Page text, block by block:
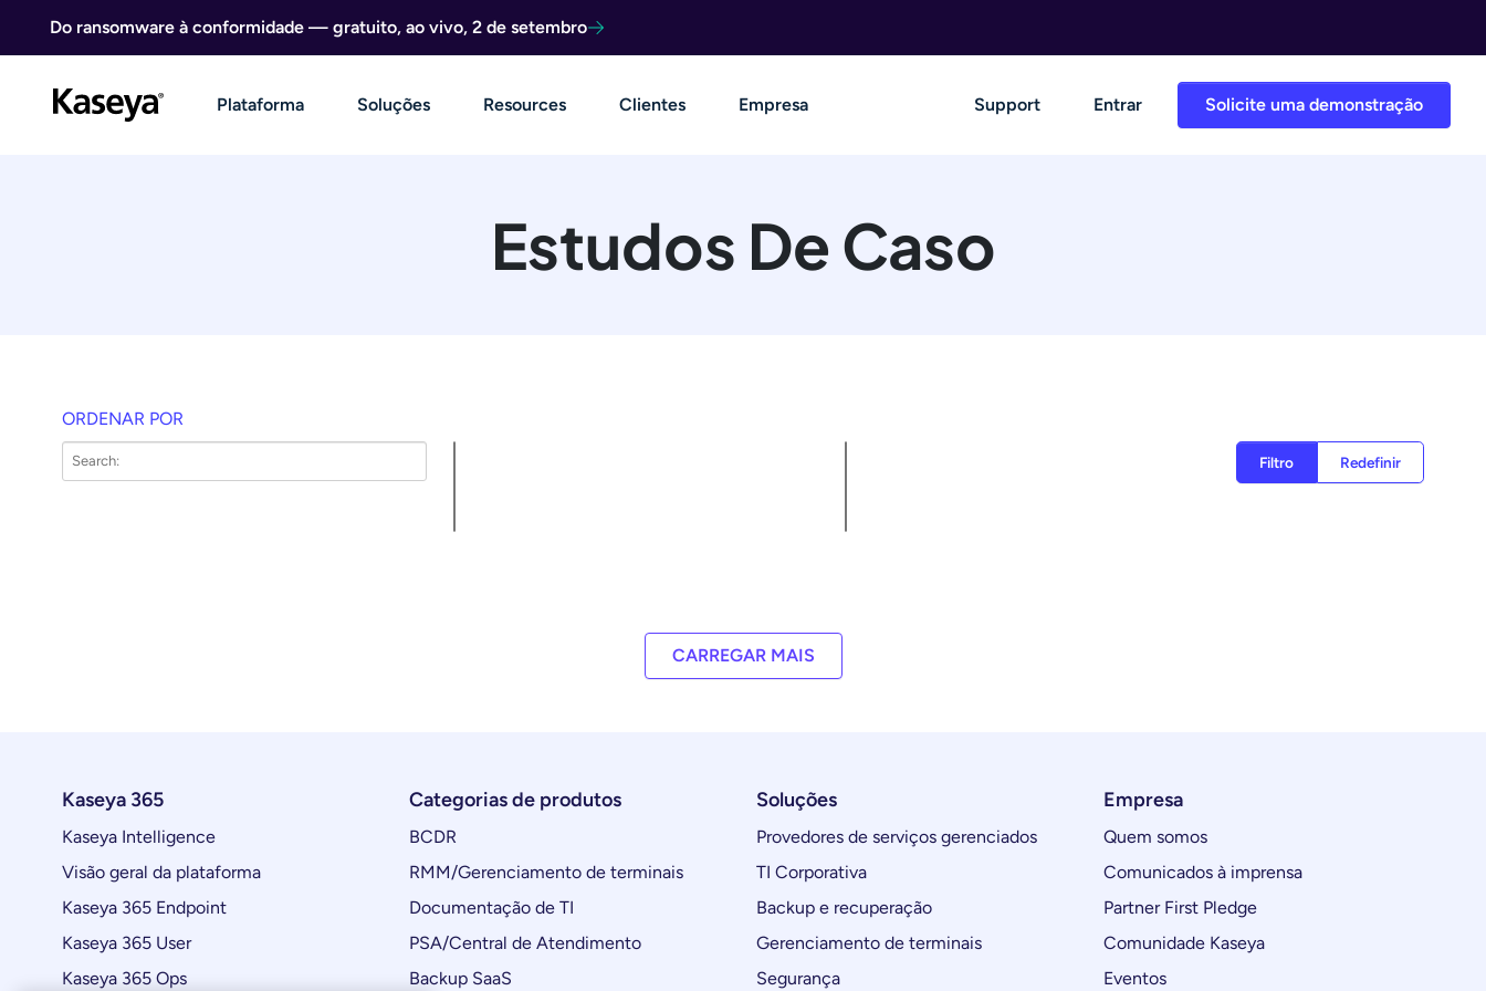
Do ransomware à conformidade — gratuito, ao vivo, 2 de setembro
Solicite uma demonstração
Plataforma Soluções Resources Clientes Empresa Support Entrar
Estudos De Caso
ORDENAR POR
Filtro Redefinir
CARREGAR MAIS
Kaseya 365
Kaseya Intelligence
Visão geral da plataforma
Kaseya 365 Endpoint
Kaseya 365 User
Kaseya 365 Ops
Categorias de produtos
BCDR
RMM/Gerenciamento de terminais
Documentação de TI
PSA/Central de Atendimento
Backup SaaS
Soluções
Provedores de serviços gerenciados
TI Corporativa
Backup e recuperação
Gerenciamento de terminais
Segurança
Empresa
Quem somos
Comunicados à imprensa
Partner First Pledge
Comunidade Kaseya
Eventos